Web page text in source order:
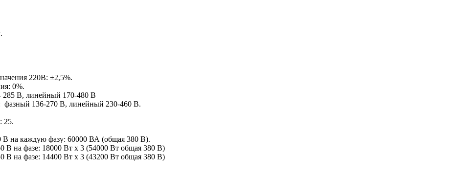
220В: ±2,5%.
0%.
285 В, линейный 170-480 В
фазный 136-270 В, линейный 230-460 В.
25.
на каждую фазу: 60000 ВА (общая 380 В).
В на фазе: 18000 Вт х 3 (54000 Вт общая 380 В)
В на фазе: 14400 Вт х 3 (43200 Вт общая 380 В)